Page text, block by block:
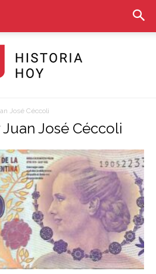
Historia
Hoy
José Céccoli
José Céccoli